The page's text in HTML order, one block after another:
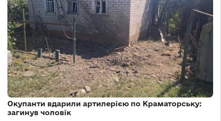
Окупанти вдарили артилерією по Краматорську:
загинув чоловік